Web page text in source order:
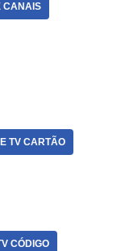
CANAIS
TV CARTÃO
CÓDIGO